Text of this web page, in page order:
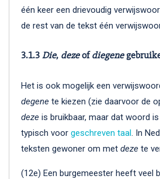
één keer een drievoudig
de rest van de tekst één
3.1.3 Die, dezeof diegene
Het is ook mogelijk een
degene te kiezen (zie daarvoor de
deze is bruikbaar, maar dat woord
typisch voor geschreven taal. In
teksten gewoner om met deze te
(12e) Een burgemeester heeft veel